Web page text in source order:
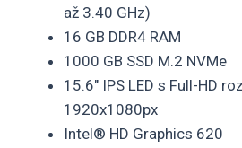
až 3.40 GHz)
16 GB DDR4 RAM
1000 GB SSD M.2 NVMe
15.6″ IPS LED s Full-HD
1920x1080px
Intel® HD Graphics 620